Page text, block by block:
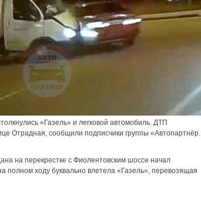
«Газель» и легковой автомобиль. ДТП
Отрадная, сообщили подписчики группы «Автопартнёр.
на перекрестке с Фиолентовским шоссе начал
полном ходу буквально влетела «Газель», перевозящая